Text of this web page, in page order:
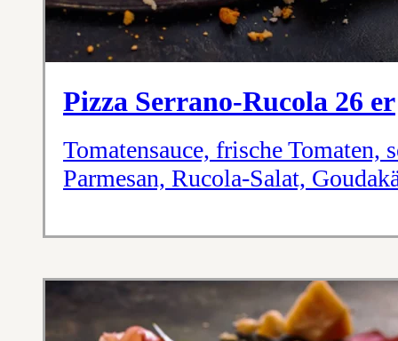
Pizza Serrano-Rucola 26 er
Tomatensauce, frische Tomaten,
Parmesan, Rucola-Salat,